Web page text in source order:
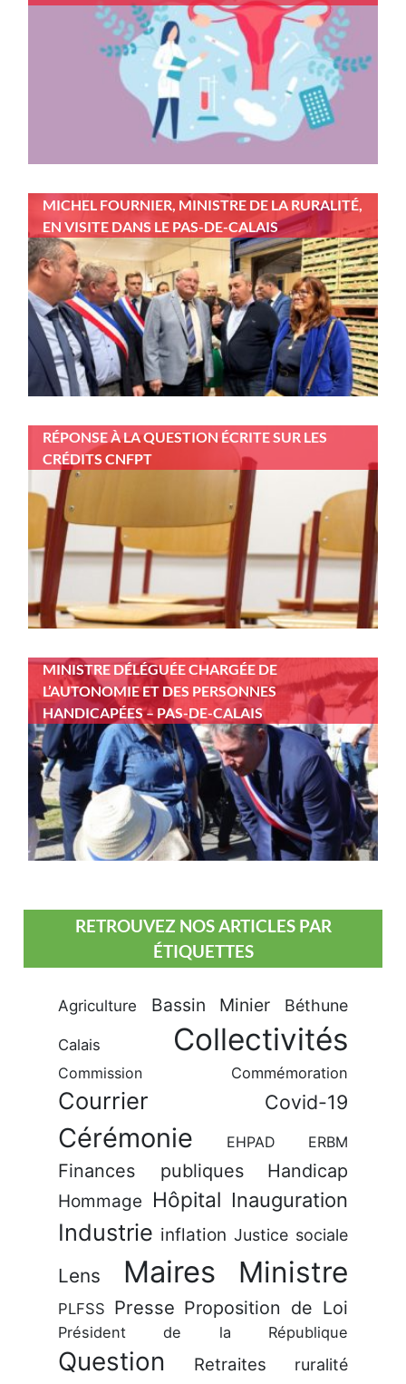
MICHEL FOURNIER, MINISTRE DE LA RURALITÉ,
EN VISITE DANS LE PAS-DE-CALAIS
RÉPONSE À LA QUESTION ÉCRITE SUR LES
CRÉDITS CNFPT
MINISTRE DÉLÉGUÉE CHARGÉE DE
L’AUTONOMIE ET DES PERSONNES
HANDICAPÉES – PAS-DE-CALAIS
RETROUVEZ NOS ARTICLES PAR
ÉTIQUETTES
Agriculture Bassin Minier Béthune
Calais Collectivités
Commission Commémoration
Courrier Covid-19
Cérémonie EHPAD ERBM
Finances publiques Handicap
Hommage Hôpital Inauguration
Industrie inflation Justice sociale
Lens Maires Ministre
PLFSS Presse Proposition de Loi
Président de la République
Question Retraites ruralité